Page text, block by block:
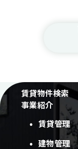
賃貸物件検索
事業紹介
賃貸管理
建物管理